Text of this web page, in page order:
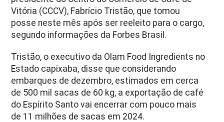
Vitória (CCCV), Fabrício Tristão, que tomou
posse neste mês após ser reeleito para o cargo,
segundo informações da Forbes Brasil.
Tristão, o executivo da Olam Food Ingredients no
Estado capixaba, disse que considerando
embarques de dezembro, estimados em cerca
de 500 mil sacas de 60 kg, a exportação de café
do Espírito Santo vai encerrar com pouco mais
de 11 milhões de sacas em 2024.